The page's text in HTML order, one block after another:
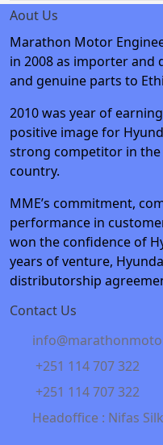
Aout Us
Marathon Motor
in 2008 as importer and
and genuine parts to
2010 was year of
positive image for
strong competitor in
country.
MME’s commitment,
performance in
won the confidence of
years of venture,
distributorship
Contact Us
+251 114 707 322
+251 114 707 322
Headoffice : Nifas